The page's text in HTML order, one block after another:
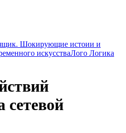
Шокирующие истоии и
искусстваЛого Логика
сетевой